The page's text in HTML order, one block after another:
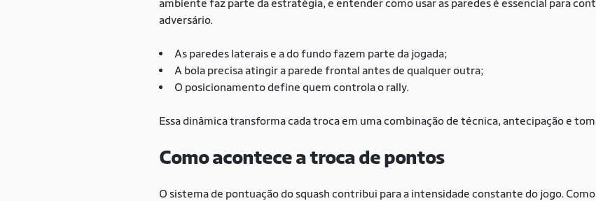
ambiente faz parte da estratégia, e entender como usar as paredes é essencial para
adversário.
As paredes laterais e a do fundo fazem parte da jogada;
A bola precisa atingir a parede frontal antes de qualquer outra;
O posicionamento define quem controla o rally.
Essa dinâmica transforma cada troca em uma combinação de técnica, antecipação e
Como acontece a troca de pontos
O sistema de pontuação do squash contribui para a intensidade constante do jogo.